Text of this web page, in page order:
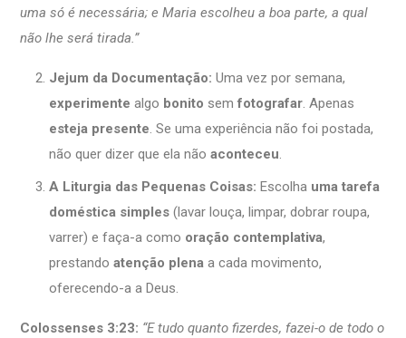
uma só é necessária; e Maria escolheu a boa parte, a qual
não lhe será tirada.”
Jejum da Documentação: Uma vez por semana,
experimente algo bonito semfotografar. Apenas
esteja presente. Se uma experiência não foi postada,
não quer dizer que ela não aconteceu.
A Liturgia das Pequenas Coisas: Escolha uma tarefa
doméstica simples (lavar louça, limpar, dobrar roupa,
varrer) e faça-a como oração contemplativa,
prestando atenção plena a cada movimento,
oferecendo-a a Deus.
Colossenses 3:23: “E tudo quanto fizerdes, fazei-o de todo o